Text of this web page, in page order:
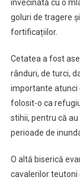
învecinată cu o
goluri de tragere
fortificațiilor.
Cetatea a fost
rânduri, de turci,
importante atunci
folosit-o ca
stihii, pentru că
perioade de
O altă biserică
cavalerilor teutoni